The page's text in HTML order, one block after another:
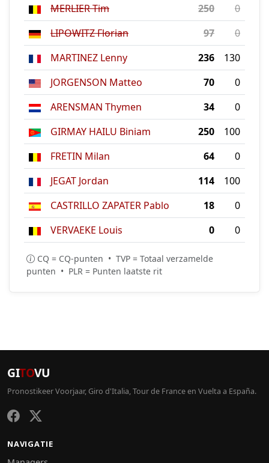
MERLIER Tim
250
0
LIPOWITZ Florian
97
0
MARTINEZ Lenny
236
130
JORGENSON Matteo
70
0
ARENSMAN Thymen
34
0
GIRMAY HAILU Biniam
250
100
FRETIN Milan
64
0
JEGAT Jordan
114
100
CASTRILLO ZAPATER Pablo
18
0
VERVAEKE Louis
0 0
CQ = CQ-punten • TVP = Totaal verzamelde
punten • PLR = Punten laatste rit
GITOVU
Pronostikeer Voorjaar, Giro d'Italia, Tour de France en Vuelta a España.
NAVIGATIE